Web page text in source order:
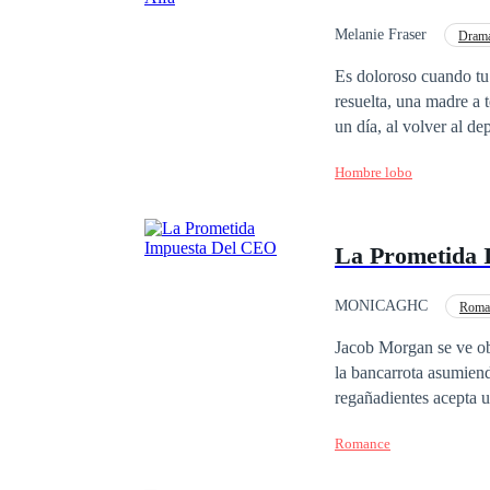
Melanie Fraser
Es doloroso cuando tu
resuelta, una madre a
un día, al volver al
Pero esa misma
cosas serán tan
Hombre lobo
La Prometida
MONICAGHC
Jacob Morgan se ve
la bancarrota
regañadientes acepta
bien recibidas por la
Romance